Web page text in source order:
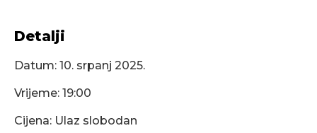
Detalji
Datum: 10. srpanj 2025.
Vrijeme: 19:00
Cijena: Ulaz slobodan